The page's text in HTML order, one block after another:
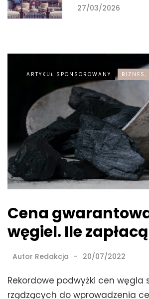
27/03/2026
ARTYKUŁ SPONSOROWANY BIZNES,
Cena
węgiel. Ile
Autor Redakcja 20/07/2022
Rekordowe podwyżki cen węgla
rządzących do wprowadzenia